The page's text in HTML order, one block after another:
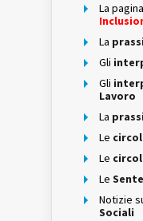
La
La prassi
Gli
Gli
Lavoro
La prassi
Le
Le
Le
Notizie
Sociali